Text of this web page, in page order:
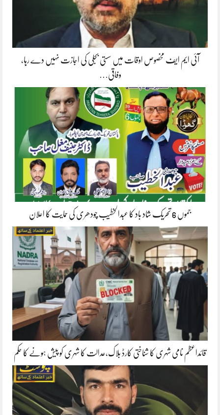
آئی ایم ایف مخصوص اوقات میں سستی بجلی کی اجازت نہیں دے رہا،
وفاقی…
جموں 6 تحریک شاد باد کا عبدالخطیب چودھری کی حمایت کا اعلان
قائداعظم نامی شہری کا شناختی کارڈ بلاک،عدالت کا شہری کو پیش ہونے کا حکم